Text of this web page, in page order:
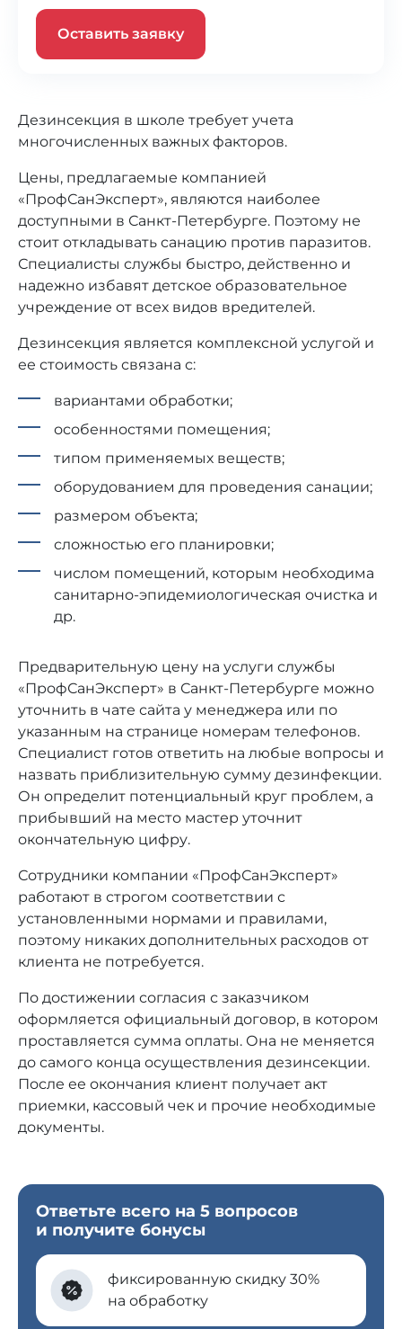
Оставить заявку
Дезинсекция в школе требует учета
многочисленных важных факторов.
Цены, предлагаемые компанией
«ПрофСанЭксперт», являются наиболее
доступными в Санкт-Петербурге. Поэтому не
стоит откладывать санацию против паразитов.
Специалисты службы быстро, действенно и
надежно избавят детское образовательное
учреждение от всех видов вредителей.
Дезинсекция является комплексной услугой и
ее стоимость связана с:
вариантами обработки;
особенностями помещения;
типом применяемых веществ;
оборудованием для проведения санации;
размером объекта;
сложностью его планировки;
числом помещений, которым необходима
санитарно-эпидемиологическая очистка и
др.
Предварительную цену на услуги службы
«ПрофСанЭксперт» в Санкт-Петербурге можно
уточнить в чате сайта у менеджера или по
указанным на странице номерам телефонов.
Специалист готов ответить на любые вопросы и
назвать приблизительную сумму дезинфекции.
Он определит потенциальный круг проблем, а
прибывший на место мастер уточнит
окончательную цифру.
Сотрудники компании «ПрофСанЭксперт»
работают в строгом соответствии с
установленными нормами и правилами,
поэтому никаких дополнительных расходов от
клиента не потребуется.
По достижении согласия с заказчиком
оформляется официальный договор, в котором
проставляется сумма оплаты. Она не меняется
до самого конца осуществления дезинсекции.
После ее окончания клиент получает акт
приемки, кассовый чек и прочие необходимые
документы.
Ответьте всего на 5 вопросов
и получите бонусы
фиксированную скидку 30%
на обработку